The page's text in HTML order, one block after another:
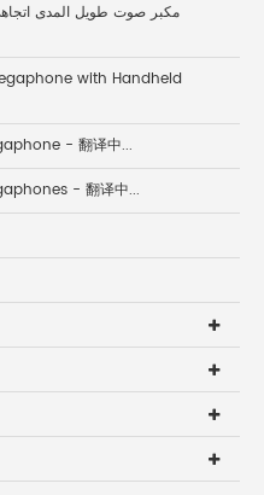
with Handheld
- 翻译中...
- 翻译中...